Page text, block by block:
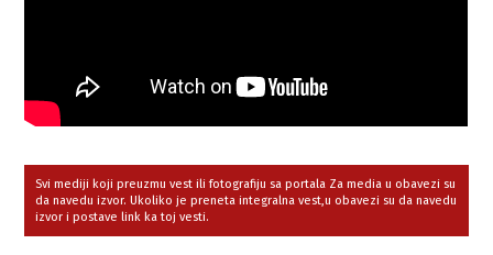
Svi mediji koji preuzmu vest ili fotografiju sa portala Za media u obavezi su
da navedu izvor. Ukoliko je preneta integralna vest,u obavezi su da navedu
izvor i postave link ka toj vesti.